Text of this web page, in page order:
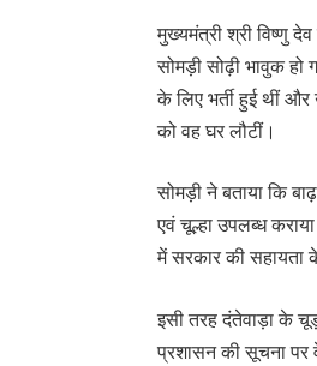
मुख्यमंत्री श्री विष्णु
सोमड़ी सोढ़ी भावुक
के लिए भर्ती हुई थीं
को वह घर लौटीं।
सोमड़ी ने बताया कि
एवं चूल्हा उपलब्ध
में सरकार की सहायता
इसी तरह दंतेवाड़ा के
प्रशासन की सूचना पर